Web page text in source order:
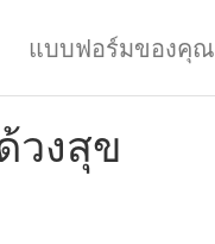
แบบฟอร์มของคุณ
งสุข